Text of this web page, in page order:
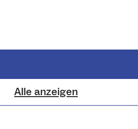
Alle anzeigen